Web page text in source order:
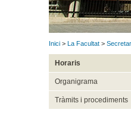
Inici > La Facultat >
Horaris
Organigrama
Tràmits i procediments